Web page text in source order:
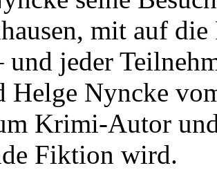
mit auf
und jeder
Helge Nyncke
Krimi-Autor
Fiktion wird.